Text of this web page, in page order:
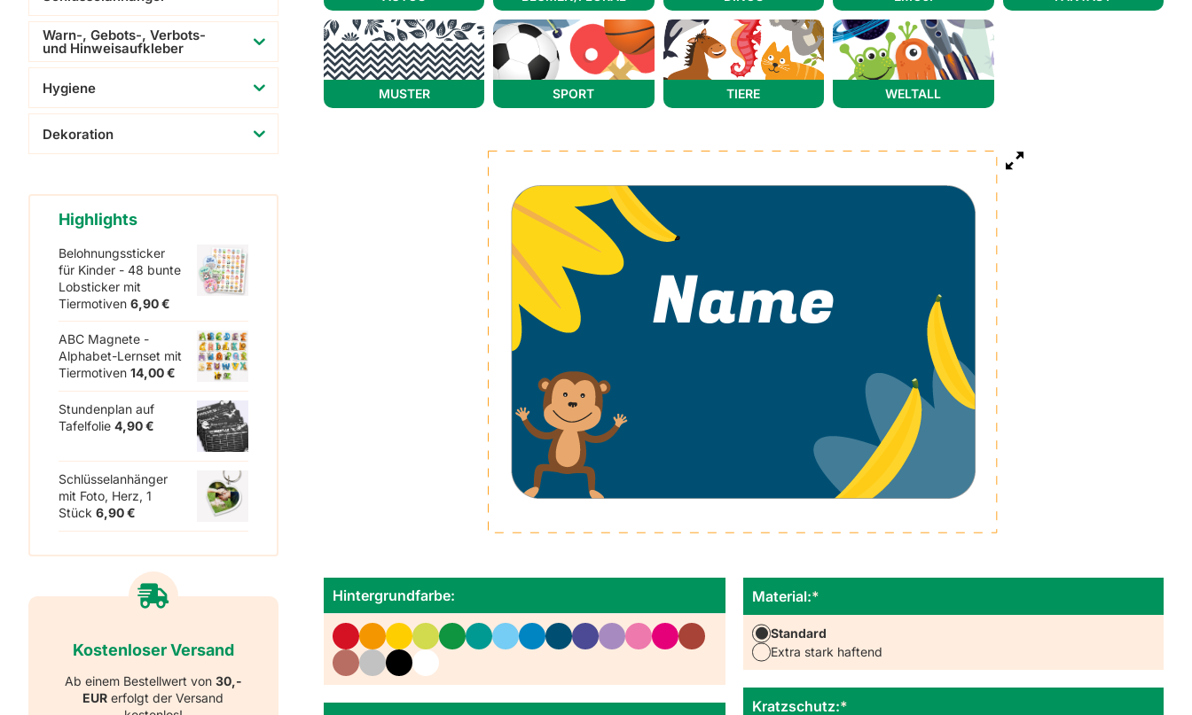
MUSTER SPORT TIERE WELTALL
Hintergrundfarbe: *
Material:
Standard
Extra stark haftend
*
Kratzschutz:
Warn-, Gebots-, Verbots-
und Hinweisaufkleber
Hygiene
Dekoration
Highlights
Belohnungssticker
für Kinder - 48 bunte
Lobsticker mit
Tiermotiven 6,90€
ABC Magnete -
Alphabet-Lernset mit
Tiermotiven 14,00€
Stundenplan auf
Tafelfolie 4,90€
Schlüsselanhänger
mit Foto, Herz, 1
Stück 6,90€
Kostenloser Versand
Ab einem Bestellwert von 30,-
EUR erfolgt der Versand